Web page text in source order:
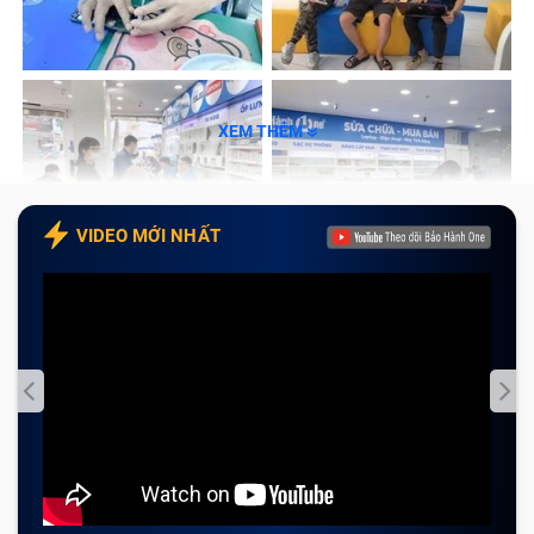
Bước 2: Kiểm tra tình trạng máy và báo giá
dịch vụ
Bước 3: Tiến hành thay bàn phím laptop Asus
X401A
Bước 4: Bàn giao máy
ăn uống vừa làm việc, học tập hoặc giải trí bằng
Sử dụng laptop Asus X401A trong môi trường ẩm
ướt và độ ẩm cao một thời gian dài, dẫn đến bàn
XEM THÊM
VIDEO MỚI NHẤT